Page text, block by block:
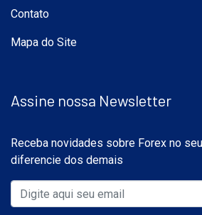
Contato
Mapa do Site
Assine nossa Newsletter
Receba novidades sobre Forex no
diferencie dos demais